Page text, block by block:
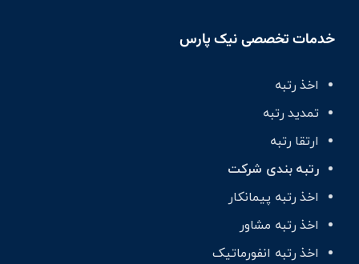
خدمات تخصصی نیک پارس
اخذ رتبه
تمدید رتبه
ارتقا رتبه
رتبه بندی شرکت
اخذ رتبه پیمانکار
اخذ رتبه مشاور
اخذ رتبه انفورماتیک